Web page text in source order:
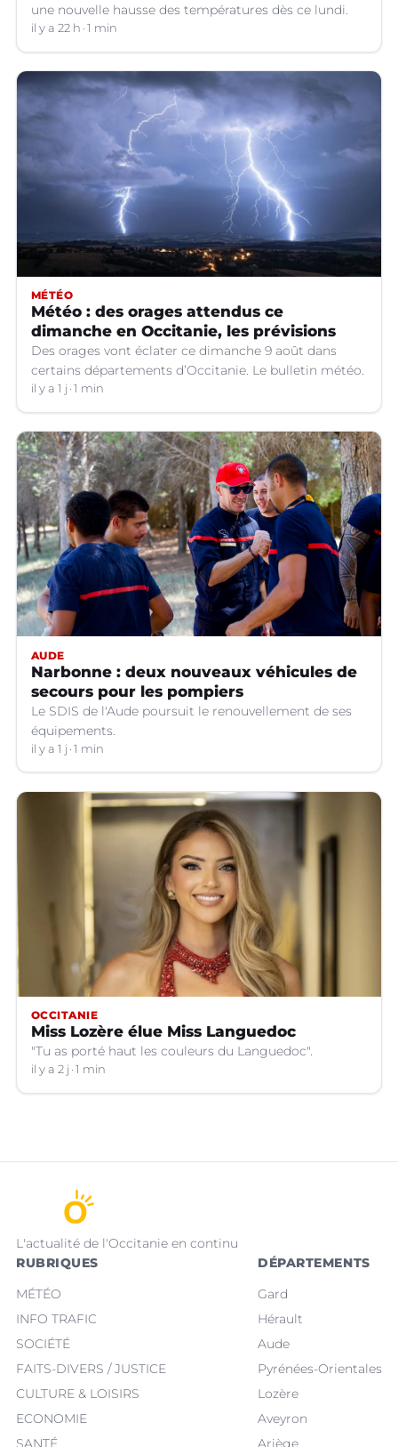
une nouvelle hausse des températures dès ce lundi.
il y a 22 h 1 min
MÉTÉO
Météo : des orages attendus ce
dimanche en Occitanie, les prévisions
Des orages vont éclater ce dimanche 9 août dans
certains départements d’Occitanie. Le bulletin météo.
il y a 1 j 1 min
AUDE
Narbonne : deux nouveaux véhicules de
secours pour les pompiers
Le SDIS de l'Aude poursuit le renouvellement de ses
équipements.
il y a 1 j 1 min
OCCITANIE
Miss Lozère élue Miss Languedoc
"Tu as porté haut les couleurs du Languedoc".
il y a 2 j 1 min
L'actualité de l'Occitanie en continu
RUBRIQUES
MÉTÉO
INFO TRAFIC
SOCIÉTÉ
FAITS-DIVERS / JUSTICE
CULTURE & LOISIRS
ECONOMIE
SANTÉ
DÉPARTEMENTS
Gard
Hérault
Aude
Pyrénées-Orientales
Lozère
Aveyron
Ariège